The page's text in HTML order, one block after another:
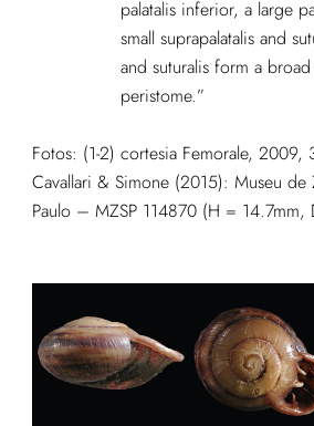
palatalis inferior, a large
small suprapalatalis and
and suturalis form a
peristome.”
Fotos: (1-2) cortesia Femorale, 2009,
Cavallari & Simone (2015): Museu
Paulo – MZSP 114870 (H = 14.7mm,